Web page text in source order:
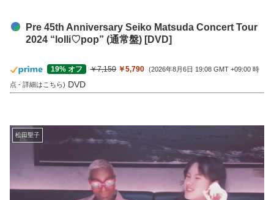
Pre 45th Anniversary Seiko Matsuda Concert Tour
2024 “lolli♡pop” (通常盤) [DVD]
19% オフ ￥7,150 ￥5,790 (2026年8月6日 19:08 GMT +09:00 時
点 - 詳細はこちら) DVD
松田聖子